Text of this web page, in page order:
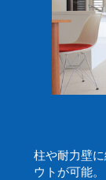
柱や耐力壁
ウトが可能。